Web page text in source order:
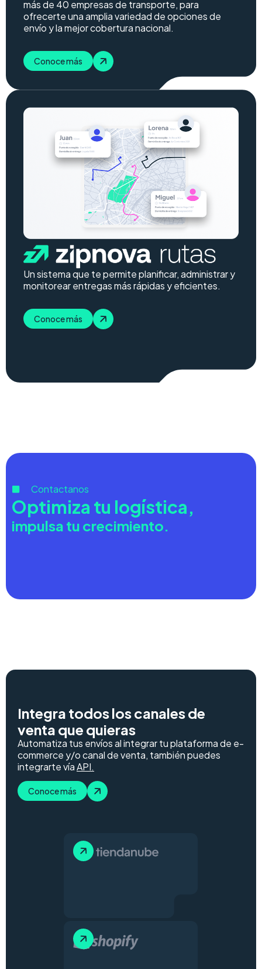
más de 40 empresas de transporte, para
ofrecerte una amplia variedad de opciones de
envío y la mejor cobertura nacional.
Conoce más
Un sistema que te permite planificar, administrar y
monitorear entregas más rápidas y eficientes.
Conoce más
Contactanos
Optimiza tu logística,
impulsa tu crecimiento.
Integra todos los canales de
venta que quieras
Automatiza tus envíos al integrar tu plataforma de e-
commerce y/o canal de venta, también puedes
integrarte víaAPI.
Conoce más